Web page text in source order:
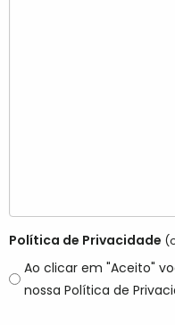
Política de Privacidade
Ao clicar em "Aceito"
nossa Política de